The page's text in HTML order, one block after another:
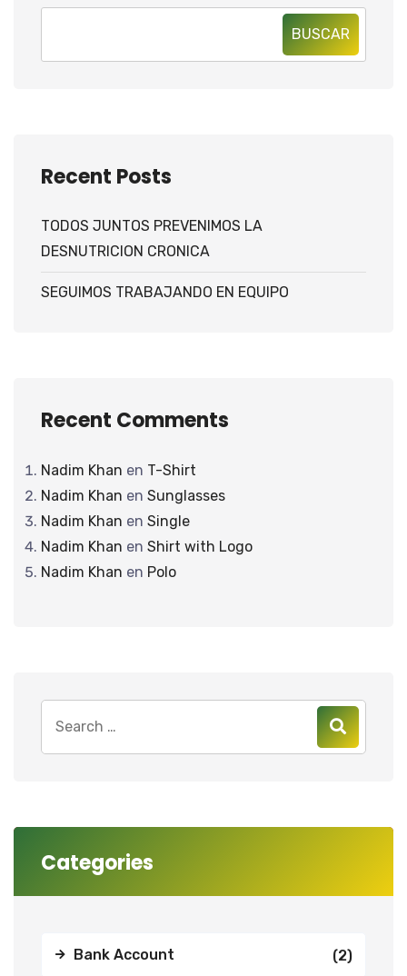
BUSCAR
Recent Posts
TODOS JUNTOS PREVENIMOS LA
DESNUTRICION CRONICA
SEGUIMOS TRABAJANDO EN EQUIPO
Recent Comments
Nadim Khan en T-Shirt
Nadim Khan en Sunglasses
Nadim Khan en Single
Nadim Khan en Shirt with Logo
Nadim Khan en Polo
Categories
Bank Account (2)